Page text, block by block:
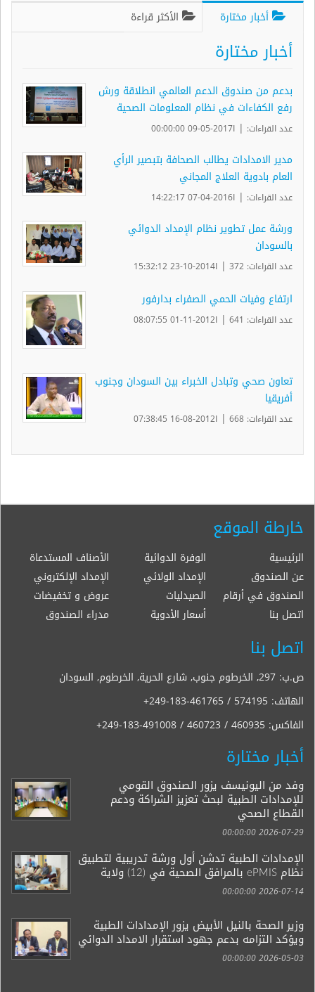
أخبار مختارة الأكثر قراءة
أخبار مختارة
بدعم من صندوق الدعم العالمي انطلاقة ورش
رفع الكفاءات في نظام المعلومات الصحية
عدد القراءات: | ا2017-05-09 00:00:00
مدير الامدادات يطالب الصحافة بتبصير الرأي
العام بادوية العلاج المجاني
عدد القراءات: | ا2016-04-07 14:22:17
ورشة عمل تطوير نظام الإمداد الدوائي
بالسودان
عدد القراءات: 372 | ا2014-10-23 15:32:12
ارتفاع وفيات الحمي الصفراء بدارفور
عدد القراءات: 641 | ا2012-11-01 08:07:55
تعاون صحي وتبادل الخبراء بين السودان وجنوب
أفريقيا
عدد القراءات: 668 | ا2012-08-16 07:38:45
خارطة الموقع
الرئيسية الوفرة الدوائية
الأصناف المستدعاة
عن الصندوق
الإمداد الولائي
الإمداد الإلكتروني
الصندوق في أرقام
الصيدليات
عروض و تخفيضات
اتصل بنا
أسعار الأدوية مدراء الصندوق
اتصل بنا
ص.ب: 297, الخرطوم جنوب, شارع الحرية, الخرطوم, السودان
الهاتف: +249-183-461765 / 574195
الفاكس: +249-183-491008 / 460723 / 460935
أخبار مختارة
وفد من اليونيسف يزور الصندوق القومي
للإمدادات الطبية لبحث تعزيز الشراكة ودعم
القطاع الصحي
2026-07-29 00:00:00
الإمدادات الطبية تدشن أول ورشة تدريبية لتطبيق
نظام ePMIS بالمرافق الصحية في (12) ولاية
2026-07-14 00:00:00
وزير الصحة بالنيل الأبيض يزور الإمدادات الطبية
ويؤكد التزامه بدعم جهود استقرار الامداد الدوائي
2026-05-03 00:00:00